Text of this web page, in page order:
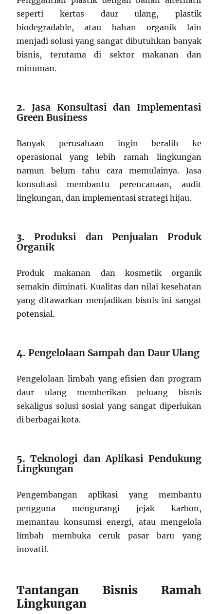
seperti kertas daur ulang, plastik
biodegradable, atau bahan organik lain
menjadi solusi yang sangat dibutuhkan banyak
bisnis, terutama di sektor makanan dan
minuman.
2. Jasa Konsultasi dan Implementasi
Green Business
Banyak perusahaan ingin beralih ke
operasional yang lebih ramah lingkungan
namun belum tahu cara memulainya. Jasa
konsultasi membantu perencanaan, audit
lingkungan, dan implementasi strategi hijau.
3. Produksi dan Penjualan Produk
Organik
Produk makanan dan kosmetik organik
semakin diminati. Kualitas dan nilai kesehatan
yang ditawarkan menjadikan bisnis ini sangat
potensial.
4.Pengelolaan Sampah dan Daur Ulang
Pengelolaan limbah yang efisien dan program
daur ulang memberikan peluang bisnis
sekaligus solusi sosial yang sangat diperlukan
di berbagai kota.
5.Teknologi dan Aplikasi Pendukung
Lingkungan
Pengembangan aplikasi yang membantu
pengguna mengurangi jejak karbon,
memantau konsumsi energi, atau mengelola
limbah membuka ceruk pasar baru yang
inovatif.
Tantangan Bisnis Ramah
Lingkungan